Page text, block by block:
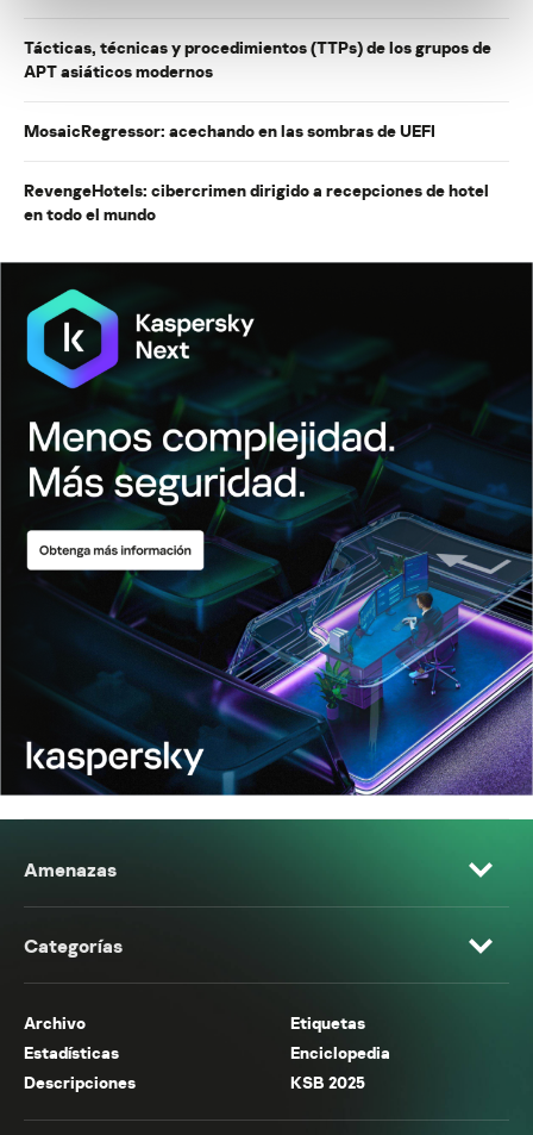
Tácticas, técnicas y procedimientos (TTPs) de los grupos de
APT asiáticos modernos
MosaicRegressor: acechando en las sombras de UEFI
RevengeHotels: cibercrimen dirigido a recepciones de hotel
en todo el mundo
Amenazas
Categorías
Archivo
Etiquetas
Estadísticas
Enciclopedia
Descripciones
KSB 2025